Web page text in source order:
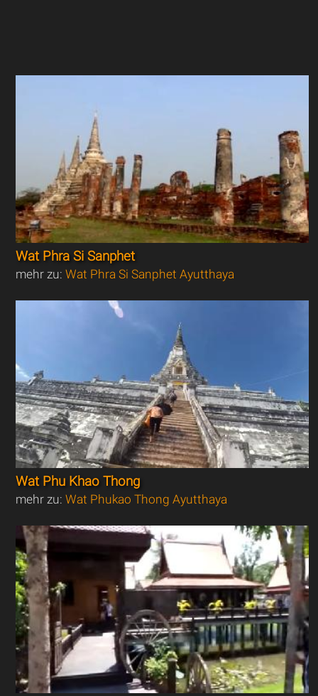
Wat Phra Si Sanphet
mehr zu:Wat Phra Si Sanphet Ayutthaya
Wat Phu Khao Thong
mehr zu:Wat Phukao Thong Ayutthaya